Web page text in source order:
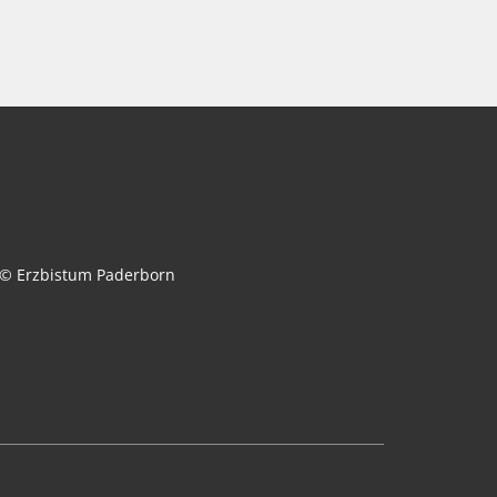
© Erzbistum Paderborn